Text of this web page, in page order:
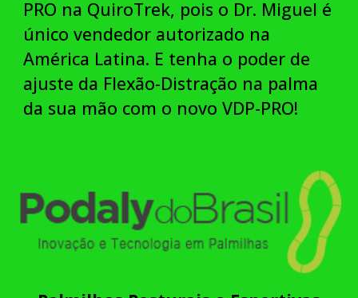
PRO na QuiroTrek, pois o Dr. Miguel é
único vendedor autorizado na
América Latina. E tenha o poder de
ajuste da Flexão-Distração na palma
da sua mão com o novo VDP-PRO!